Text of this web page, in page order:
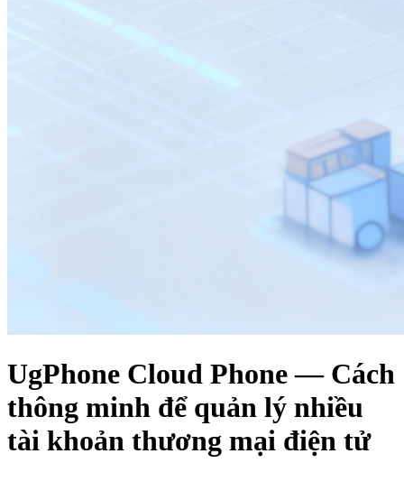
UgPhone Cloud Phone — Cách
thông minh để quản lý nhiều
tài khoản thương mại điện tử